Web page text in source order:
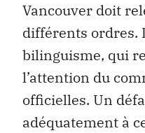
Vancouver doit
différents ordres.
bilinguisme, qui
l’attention du
officielles. Un
adéquatement à